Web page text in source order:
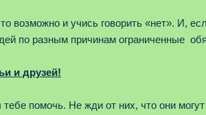
возможно и учись говорить «нет». И,
по разным причинам ограниченные
и друзей!
помочь. Не жди от них, что они